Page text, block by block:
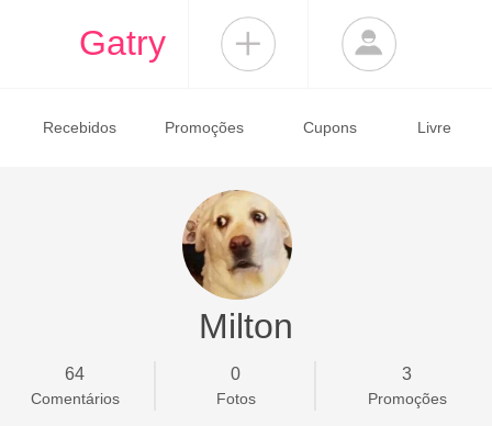
Gatry
Recebidos Promoções Cupons Livre
Milton
64
Comentários
0
Fotos
3
Promoções